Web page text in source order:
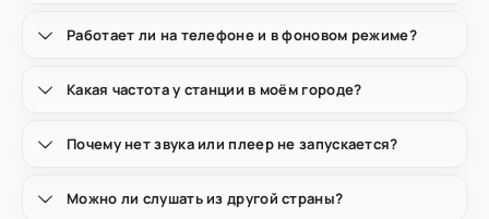
Работает ли на телефоне и в фоновом режиме?
Какая частота у станции в моём городе?
Почему нет звука или плеер не запускается?
Можно ли слушать из другой страны?